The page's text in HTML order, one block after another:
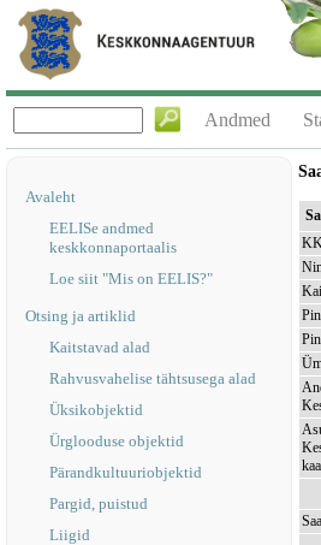
Andmed
Avaleht
EELISe andmed
keskkonnaportaalis
Loe siit "Mis on EELIS?"
Otsing ja artiklid
Kaitstavad alad
Rahvusvahelise tähtsusega alad
Üksikobjektid
Ürglooduse objektid
Pärandkultuuriobjektid
Pargid, puistud
Liigid